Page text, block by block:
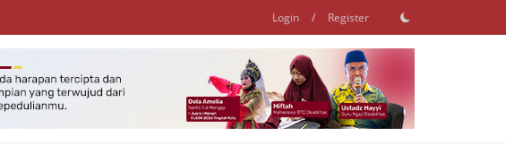
Login / Register